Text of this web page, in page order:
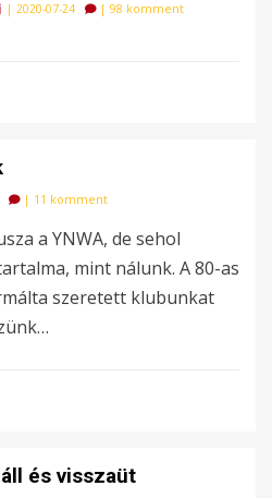
| 2020-07-24 | 98 komment
| 11 komment
a YNWA, de sehol
mint nálunk. A 80-as
szeretett klubunkat
és visszaüt